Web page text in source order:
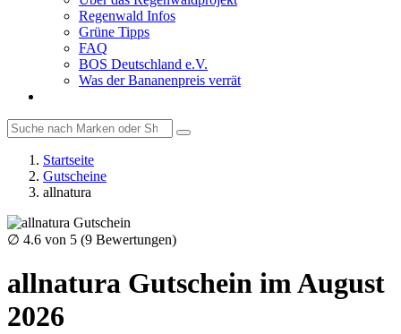
Regenwald Infos
Grüne Tipps
FAQ
BOS Deutschland e.V.
Was der Bananenpreis verrät
Startseite
Gutscheine
allnatura
∅ 4.6 von 5 (9 Bewertungen)
allnatura Gutschein im August
2026